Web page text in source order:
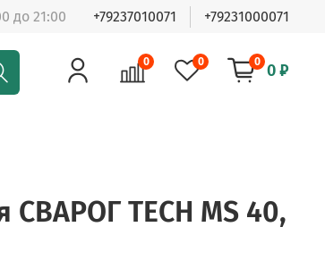
до 21:00 +79237010071 +79231000071
0 0 0 0 ₽
СВАРОГ TECH MS 40,